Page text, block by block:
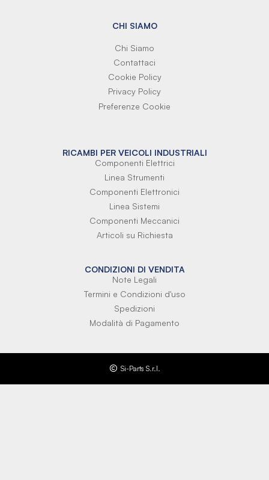
CHI SIAMO
Chi Siamo
Contattaci
Cookie Policy
Privacy Policy
Preferenze Cookie
RICAMBI PER VEICOLI INDUSTRIALI
Componenti Elettrici
Linea Strumenti
Componenti Elettronici
Linea Sistemi
Componenti Meccanici
Articoli su Richiesta
CONDIZIONI DI VENDITA
Note Legali
Termini e Condizioni d'uso
Spedizioni
Modalità di Pagamento
Si-Parts S.r.l.